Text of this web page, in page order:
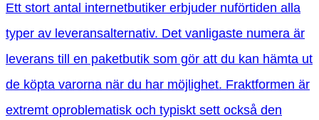
Ett stort antal internetbutiker erbjuder nuförtiden alla
typer av leveransalternativ. Det vanligaste numera är
leverans till en paketbutik som gör att du kan hämta ut
de köpta varorna när du har möjlighet. Fraktformen är
extremt oproblematisk och typiskt sett också den